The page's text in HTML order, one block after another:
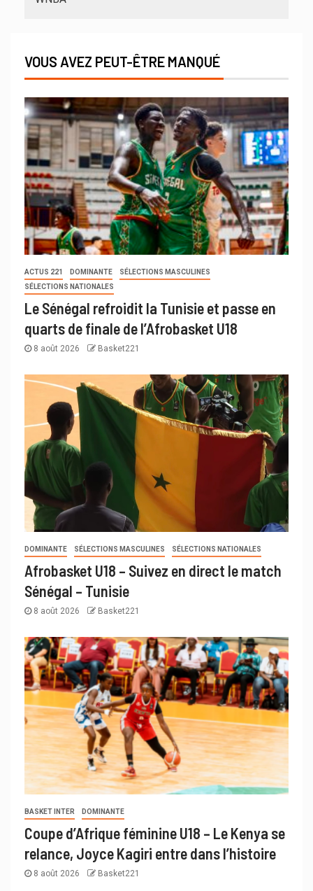
VOUS AVEZ PEUT-ÊTRE MANQUÉ
ACTUS 221 DOMINANTE
SÉLECTIONS MASCULINES
SÉLECTIONS NATIONALES
Le Sénégal refroidit la Tunisie et passe en
quarts de finale de l’Afrobasket U18
8 août 2026 Basket221
DOMINANTE SÉLECTIONS MASCULINES SÉLECTIONS NATIONALES
Afrobasket U18 – Suivez en direct le match
Sénégal – Tunisie
8 août 2026 Basket221
BASKET INTER DOMINANTE
Coupe d’Afrique féminine U18 – Le Kenya se
relance, Joyce Kagiri entre dans l’histoire
8 août 2026 Basket221